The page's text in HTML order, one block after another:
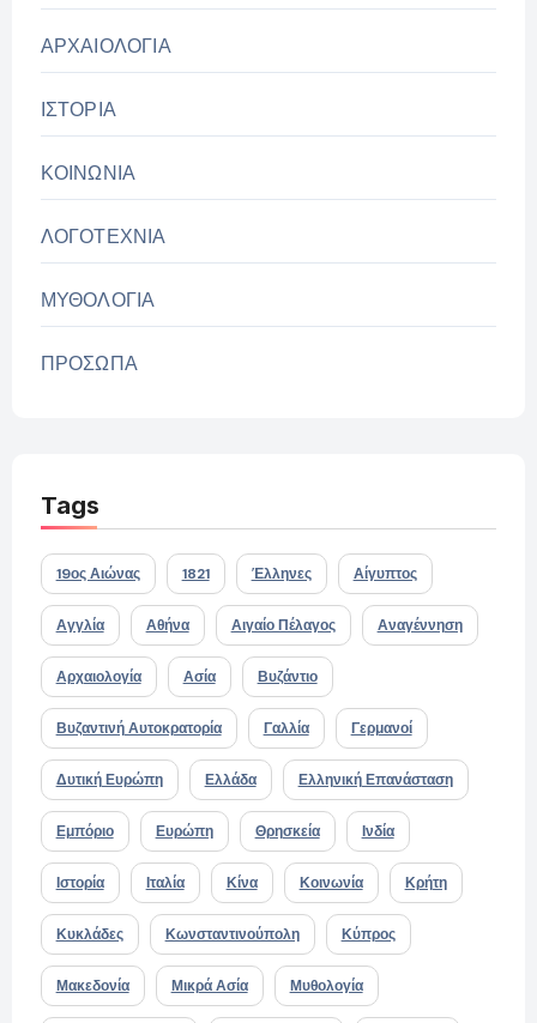
ΑΡΧΑΙΟΛΟΓΙΑ
ΙΣΤΟΡΙΑ
ΚΟΙΝΩΝΙΑ
ΛΟΓΟΤΕΧΝΙΑ
ΜΥΘΟΛΟΓΙΑ
ΠΡΟΣΩΠΑ
Tags
19ος Αιώνας 1821 Έλληνες Αίγυπτος
Αγγλία Αθήνα Αιγαίο Πέλαγος Αναγέννηση
Αρχαιολογία Ασία Βυζάντιο
Βυζαντινή Αυτοκρατορία Γαλλία Γερμανοί
Δυτική Ευρώπη Ελλάδα Ελληνική Επανάσταση
Εμπόριο Ευρώπη Θρησκεία Ινδία
Ιστορία Ιταλία Κίνα Κοινωνία Κρήτη
Κυκλάδες Κωνσταντινούπολη Κύπρος
Μακεδονία Μικρά Ασία Μυθολογία